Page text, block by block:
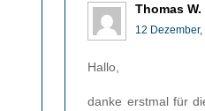
Thomas W.
12
Hallo,
danke erstmal für